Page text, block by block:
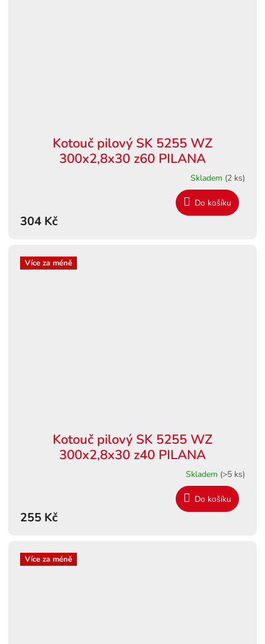
Kotouč pilový SK 5255 WZ
300x2,8x30 z60 PILANA
Skladem (2 ks)
304 Kč
Do košíku
Více za méně
Kotouč pilový SK 5255 WZ
300x2,8x30 z40 PILANA
Skladem (>5 ks)
255 Kč
Do košíku
Více za méně